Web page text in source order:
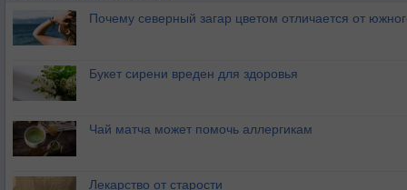
Почему северный загар цветом отличается от
Букет сирени вреден для здоровья
Чай матча может помочь аллергикам
Лекарство от старости